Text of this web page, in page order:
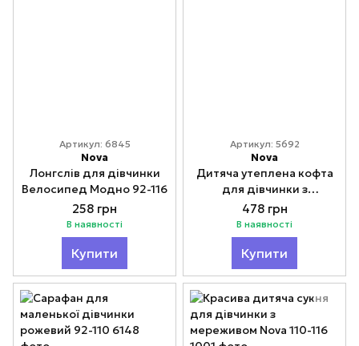
Артикул: 6845
Nova
Лонгслів для дівчинки
Велосипед Модно 92-116
258 грн
В наявності
Купити
Артикул: 5692
Nova
Дитяча утеплена кофта
для дівчинки з
капюшоном 116
478 грн
В наявності
Купити